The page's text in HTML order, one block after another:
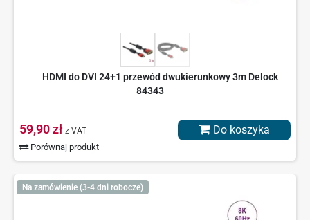
HDMI do DVI 24+1 przewód dwukierunkowy 3m Delock
84343
59,90 zł z VAT
Porównaj produkt
Do koszyka
Na zamówienie (3-4 dni robocze)